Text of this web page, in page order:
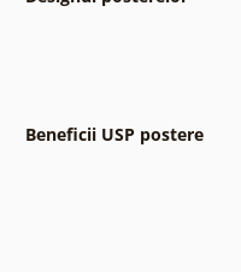
Beneficii USP postere